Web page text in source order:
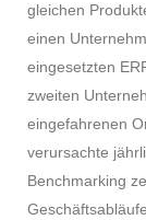
gleichen
einen
eingesetzten
zweiten
eingefahrenen
verursachte
Benchmarking